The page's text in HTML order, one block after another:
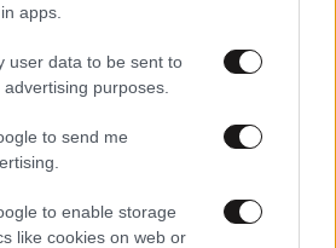
apps.
user data to be sent to
purposes.
to send me
to enable storage
like cookies on web or
Εργοθεραπεία,
Λογοθεραπεία; Οδηγός
σπουδών και επαγγελματικών